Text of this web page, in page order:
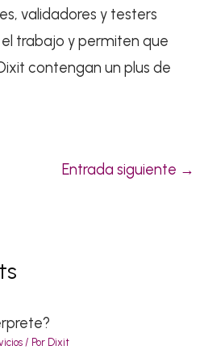
validadores y testers
trabajo y permiten que
contengan un plus de
Entrada siguiente →
/ Por Dixit